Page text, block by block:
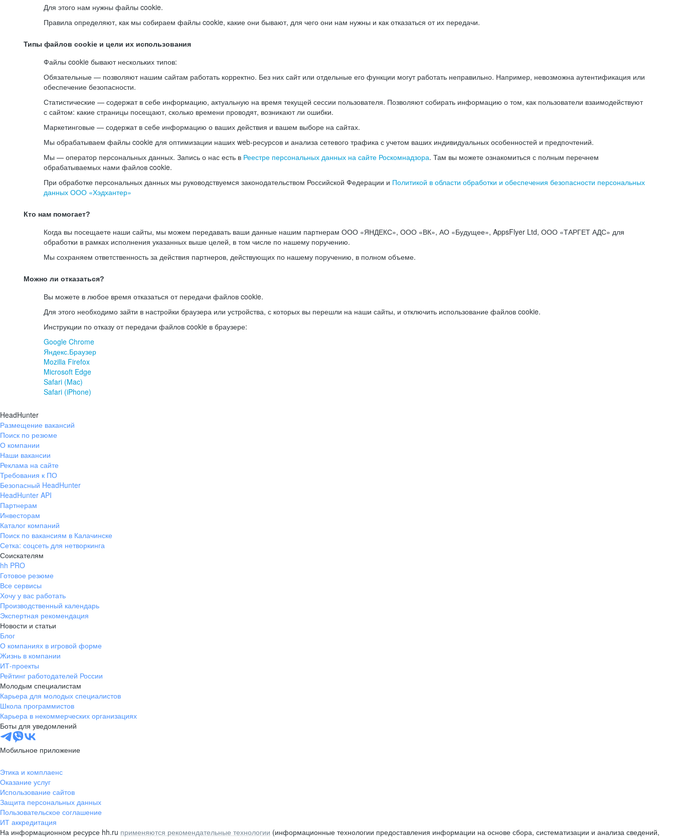
Для этого нам нужны файлы cookie.
Правила определяют, как мы собираем файлы cookie, какие они бывают, для чего они нам нужны и как отказаться от их передачи.
Типы файлов cookie и цели их использования
Файлы cookie бывают нескольких типов:
Обязательные — позволяют нашим сайтам работать корректно. Без них сайт или отдельные его функции могут работать неправильно. Например, невозможна аутентификация или
обеспечение безопасности.
Статистические — содержат в себе информацию, актуальную на время текущей сессии пользователя. Позволяют собирать информацию о том, как пользователи взаимодействуют
с сайтом: какие страницы посещают, сколько времени проводят, возникают ли ошибки.
Маркетинговые — содержат в себе информацию о ваших действия и вашем выборе на сайтах.
Мы обрабатываем файлы cookie для оптимизации наших web-ресурсов и анализа сетевого трафика с учетом ваших индивидуальных особенностей и предпочтений.
Мы — оператор персональных данных. Запись о нас есть в Реестре персональных данных на сайте Роскомнадзора. Там вы можете ознакомиться с полным перечнем
обрабатываемых нами файлов cookie.
При обработке персональных данных мы руководствуемся законодательством Российской Федерации и Политикой в области обработки и обеспечения безопасности персональных
данных ООО «Хэдхантер»
Кто нам помогает?
Когда вы посещаете наши сайты, мы можем передавать ваши данные нашим партнерам ООО «ЯНДЕКС», ООО «ВК», АО «Будущее», AppsFlyer Ltd, ООО «ТАРГЕТ АДС» для
обработки в рамках исполнения указанных выше целей, в том числе по нашему поручению.
Мы сохраняем ответственность за действия партнеров, действующих по нашему поручению, в полном объеме.
Можно ли отказаться?
Вы можете в любое время отказаться от передачи файлов cookie.
Для этого необходимо зайти в настройки браузера или устройства, с которых вы перешли на наши сайты, и отключить использование файлов cookie.
Инструкции по отказу от передачи файлов cookie в браузере:
Google Chrome
Яндекс.Браузер
Mozilla Firefox
Microsoft Edge
Safari (Mac)
Safari (iPhone)
HeadHunter
Размещение вакансий
Поиск по резюме
О компании
Наши вакансии
Реклама на сайте
Требования к ПО
Безопасный HeadHunter
HeadHunter API
Партнерам
Инвесторам
Каталог компаний
Поиск по вакансиям в Калачинске
Сетка: соцсеть для нетворкинга
Соискателям
hh PRO
Готовое резюме
Все сервисы
Хочу у вас работать
Производственный календарь
Экспертная рекомендация
Новости и статьи
Блог
О компаниях в игровой форме
Жизнь в компании
ИТ-проекты
Рейтинг работодателей России
Молодым специалистам
Карьера для молодых специалистов
Школа программистов
Карьера в некоммерческих организациях
Боты для уведомлений
Мобильное приложение
Этика и комплаенс
Оказание услуг
Использование сайтов
Защита персональных данных
Пользовательское соглашение
ИТ аккредитация
На информационном ресурсе hh.ru применяются рекомендательные технологии (информационные технологии предоставления информации на основе сбора, систематизации и анализа сведений,